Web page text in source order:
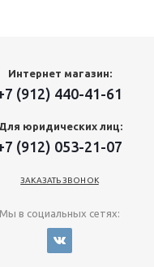
Интернет магазин:
(912) 440-41-61
юридических лиц:
(912) 053-21-07
ЗАКАЗАТЬ ЗВОНОК
Мы в социальных сетях: